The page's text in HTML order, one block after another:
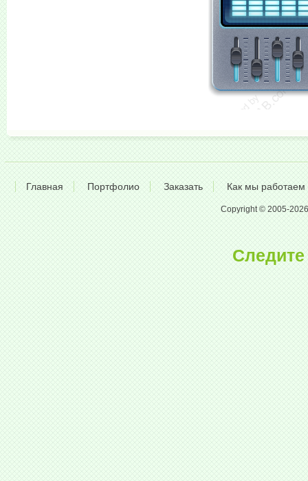
Главная Портфолио Заказать Как мы работаем
Copyright © 2005-